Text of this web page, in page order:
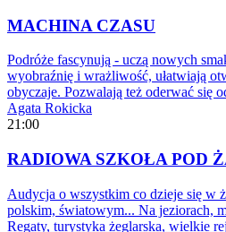
MACHINA CZASU
Podróże fascynują - uczą nowych
wyobraźnię i wrażliwość, ułatwiają
obyczaje. Pozwalają też oderwać się
Agata Rokicka
21:00
RADIOWA SZKOŁA POD
Audycja o wszystkim co dzieje się w
polskim, światowym... Na jeziorach,
Regaty, turystyka żeglarska, wielkie